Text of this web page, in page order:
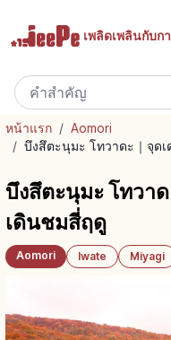
เพลิดเพลินกับก
หน้าแรก / Aomori
/ บึงสึตะนุมะ โทวาดะ｜จุด
บึงสึตะนุมะ โทวา
เดินชมสี่ฤดู
Aomori Iwate Miyagi